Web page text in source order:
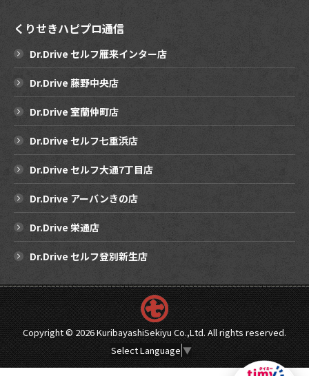
くりせきハピプロ通信
Dr.Drive セルフ雁来インター店
Dr.Drive 藤野中央店
Dr.Drive 室蘭仲町店
Dr.Drive セルフ七重浜店
Dr.Drive セルフ大通7丁目店
Dr.Drive アーバンきの店
Dr.Drive 栄通店
Dr.Drive セルフ登別新生店
Copyright ©2026 KuribayashiSekiyu Co.,Ltd. All rights reserved.
Select Language ▼